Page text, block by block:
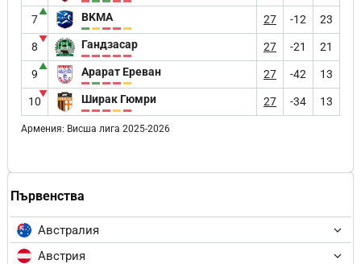
Първенства
Австралия
Австрия
7
▲ BKMA 27 -12 23
8
▼ Гандзасар 27 -21 21
9
▲ Арарат Ереван 27 -42 13
10
▼ Ширак Гюмри 27 -34 13
Армения: Висша лига 2025-2026